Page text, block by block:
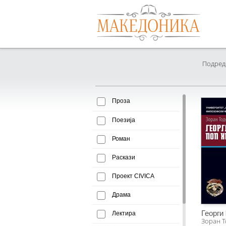
Проза
Поезија
Роман
Раскази
Проект CIVICA
Драма
Лектира
Зоран